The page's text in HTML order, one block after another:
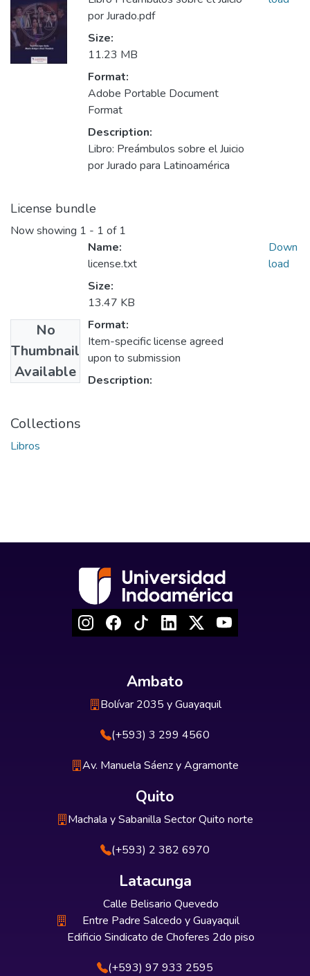
por Jurado.pdf
Size:
11.23 MB
Format:
Adobe Portable Document
Format
Description:
Libro: Preámbulos sobre el Juicio
por Jurado para Latinoamérica
License bundle
Now showing 1 - 1 of 1
No
Thumbnail
Available
Name:
license.txt
Size:
13.47 KB
Format:
Item-specific license agreed
upon to submission
Description:
Down
load
Collections
Libros
Ambato
Bolívar 2035 y Guayaquil
(+593) 3 299 4560
Av. Manuela Sáenz y Agramonte
Quito
Machala y Sabanilla Sector Quito norte
(+593) 2 382 6970
Latacunga
Calle Belisario Quevedo
Entre Padre Salcedo y Guayaquil
Edificio Sindicato de Choferes 2do piso
(+593) 97 933 2595